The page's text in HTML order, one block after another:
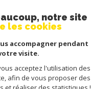
notre site
les cookies
accompagner pendant
visite.
acceptez l'utilisation des
afin de vous proposer des